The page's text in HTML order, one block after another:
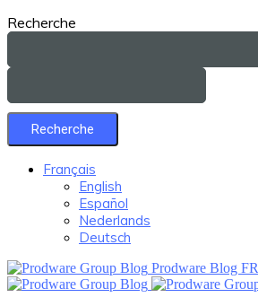
Recherche
Français
English
Español
Nederlands
Deutsch
Prodware Blog FR